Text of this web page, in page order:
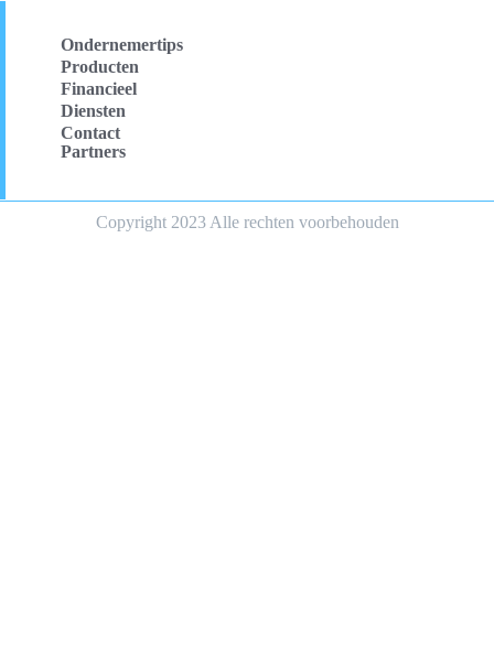
Ondernemertips
Producten
Financieel
Diensten
Contact
Partners
Copyright 2023 Alle rechten voorbehouden